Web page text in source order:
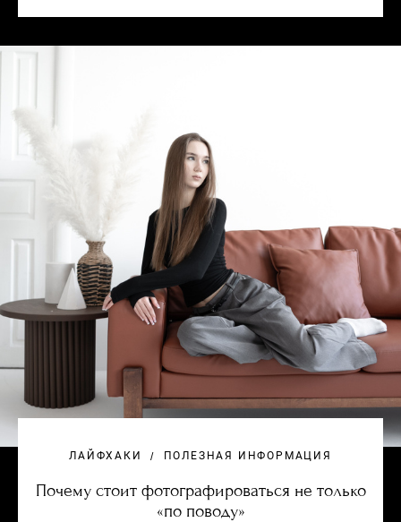
ЛАЙФХАКИ ПОЛЕЗНАЯ ИНФОРМАЦИЯ
Почему стоит фотографироваться не только
«по поводу»